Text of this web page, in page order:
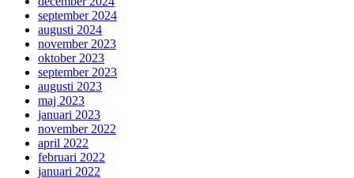
september 2024
augusti 2024
november 2023
oktober 2023
september 2023
augusti 2023
maj 2023
januari 2023
november 2022
april 2022
februari 2022
januari 2022